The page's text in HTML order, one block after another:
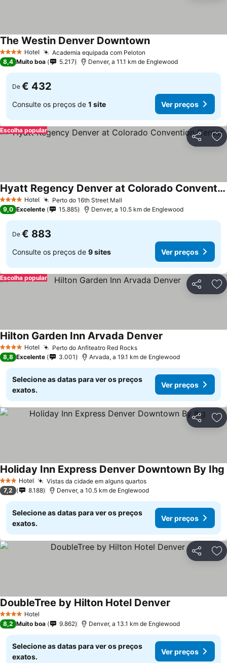
4 EstrelasHotel Academia equipada com Peloton
The Westin Denver Downtown
8,4 Muito boa 5.217 Denver, a 11.1 km de Englewood
De € 432
Consulte os preços de 1 site Ver preços
Partilhar
Escolha popular
4 EstrelasHotel Perto do 16th Street Mall
Hyatt Regency Denver at Colorado Convention Center
9,0 Excelente 15.885 Denver, a 10.5 km de Englewood
De € 883
Consulte os preços de 9 sites Ver preços
Partilhar
Escolha popular
4 EstrelasHotel Perto do Anfiteatro Red Rocks
Hilton Garden Inn Arvada Denver
8,8 Excelente 3.001 Arvada, a 19.1 km de Englewood
Selecione as datas para ver os preços
exatos.
Ver preços
Partilhar
3 EstrelasHotel Vistas da cidade em alguns quartos
Holiday Inn Express Denver Downtown By Ihg
7,2 8.188 Denver, a 10.5 km de Englewood
Selecione as datas para ver os preços
exatos.
Ver preços
Partilhar
4 EstrelasHotel
DoubleTree by Hilton Hotel Denver
8,2 Muito boa 9.862 Denver, a 13.1 km de Englewood
Selecione as datas para ver os preços
exatos.
Ver preços